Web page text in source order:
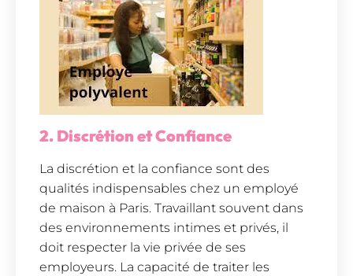
2. Discrétion et Confiance
La discrétion et la confiance sont des
qualités indispensables chez un employé
de maison à Paris. Travaillant souvent dans
des environnements intimes et privés, il
doit respecter la vie privée de ses
employeurs. La capacité de traiter les